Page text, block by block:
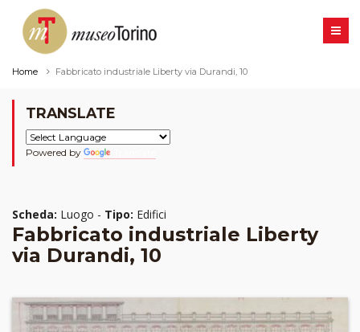
Home Fabbricato industriale Liberty via Durandi, 10
TRANSLATE
Powered by
Scheda: Luogo - Tipo: Edifici
Fabbricato industriale Liberty
via Durandi, 10